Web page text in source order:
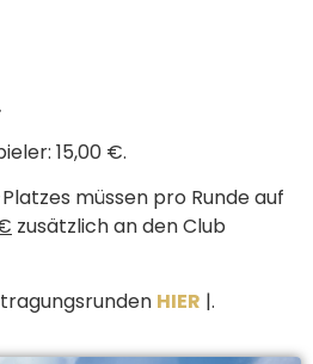
15,00 €.
müssen pro Runde auf
zusätzlich an den Club
HIER |.